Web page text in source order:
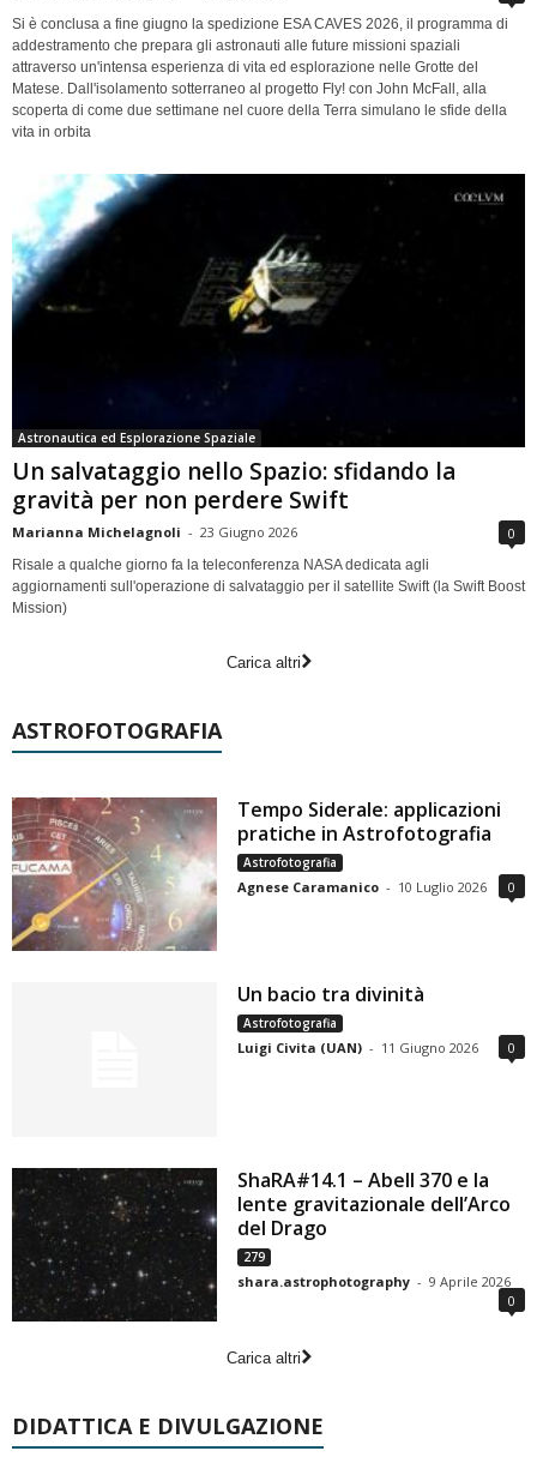
Si è conclusa a fine giugno la spedizione ESA CAVES 2026, il programma di
addestramento che prepara gli astronauti alle future missioni spaziali
attraverso un'intensa esperienza di vita ed esplorazione nelle Grotte del
Matese. Dall'isolamento sotterraneo al progetto Fly! con John McFall, alla
scoperta di come due settimane nel cuore della Terra simulano le sfide della
vita in orbita
Astronautica ed Esplorazione Spaziale
Un salvataggio nello Spazio: sfidando la
gravità per non perdere Swift
Marianna Michelagnoli - 23 Giugno 2026 0
Risale a qualche giorno fa la teleconferenza NASA dedicata agli
aggiornamenti sull'operazione di salvataggio per il satellite Swift (la Swift Boost
Mission)
Carica altri
ASTROFOTOGRAFIA
Tempo Siderale: applicazioni
pratiche in Astrofotografia
Astrofotografia
Agnese Caramanico - 10 Luglio 2026 0
Un bacio tra divinità
Astrofotografia
Luigi Civita (UAN) - 11 Giugno 2026 0
ShaRA#14.1 – Abell 370 e la
lente gravitazionale dell’Arco
del Drago
279
shara.astrophotography - 9 Aprile 2026
0
Carica altri
DIDATTICA E DIVULGAZIONE